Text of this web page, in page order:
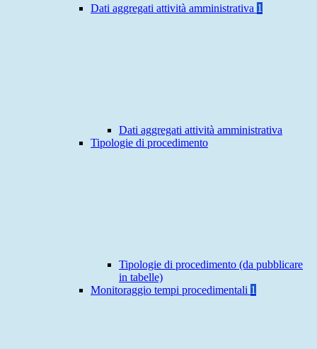
Dati aggregati attività amministrativa 1
Dati aggregati attività amministrativa
Tipologie di procedimento
Tipologie di procedimento (da pubblicare
in tabelle)
Monitoraggio tempi procedimentali 1